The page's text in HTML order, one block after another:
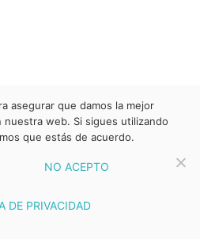
asegurar que damos la mejor
nuestra web. Si sigues utilizando
que estás de acuerdo.
NO ACEPTO
DE PRIVACIDAD